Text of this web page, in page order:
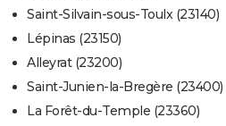
Saint-Silvain-sous-Toulx (23140)
Lépinas (23150)
Alleyrat (23200)
Saint-Junien-la-Bregère (23400)
La Forêt-du-Temple (23360)